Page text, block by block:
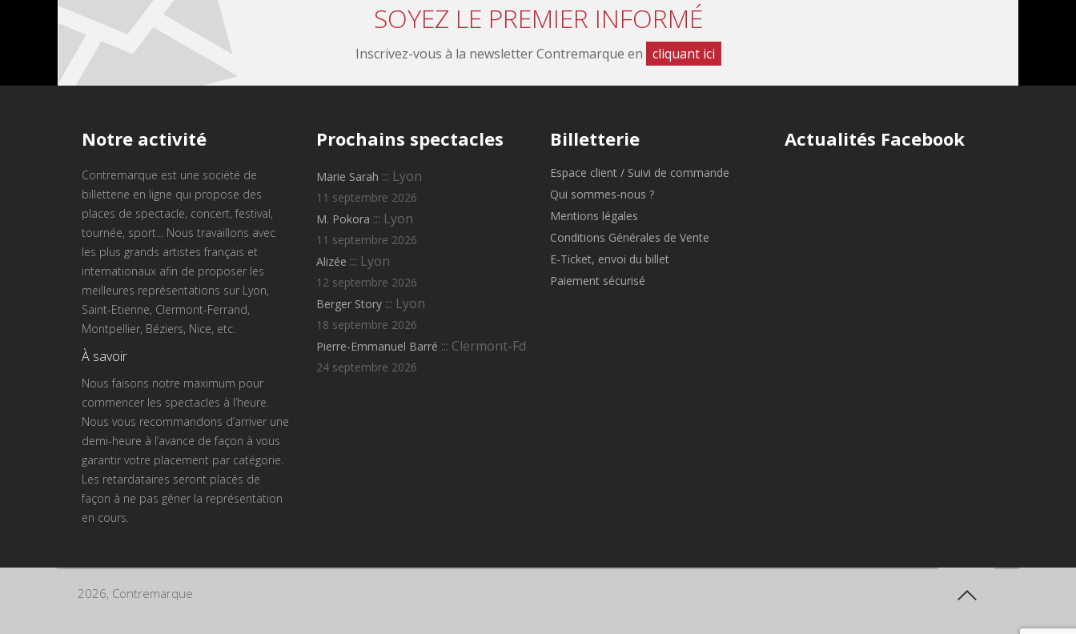
SOYEZ LE PREMIER INFORMÉ
Inscrivez-vous à la newsletter Contremarque en cliquant ici
Notre activité
Contremarque est une société de
billetterie en ligne qui propose des
places de spectacle, concert, festival,
tournée, sport... Nous travaillons avec
les plus grands artistes français et
internationaux afin de proposer les
meilleures représentations sur Lyon,
Saint-Etienne, Clermont-Ferrand,
Montpellier, Béziers, Nice, etc.
À savoir
Nous faisons notre maximum pour
commencer les spectacles à l’heure.
Nous vous recommandons d’arriver une
demi-heure à l’avance de façon à vous
garantir votre placement par catégorie.
Les retardataires seront placés de
façon à ne pas gêner la représentation
en cours.
Prochains spectacles
Marie Sarah ::: Lyon
11 septembre 2026
M. Pokora ::: Lyon
11 septembre 2026
Alizée ::: Lyon
12 septembre 2026
Berger Story::: Lyon
18 septembre 2026
Pierre-Emmanuel Barré ::: Clermont-Fd
24 septembre 2026
Billetterie
Espace client / Suivi de commande
Qui sommes-nous ?
Mentions légales
Conditions Générales de Vente
E-Ticket, envoi du billet
Paiement sécurisé
Actualités Facebook
2026, Contremarque